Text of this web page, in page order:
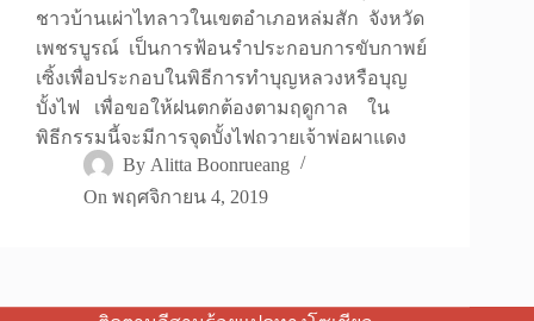
ชาวบ้านเผ่าไทลาวในเขตอำเภอหล่มสัก จังหวัด
เพชรบูรณ์ เป็นการฟ้อนรำประกอบการขับกาพย์
เซิ้งเพื่อประกอบในพิธีการทำบุญหลวงหรือบุญ
บั้งไฟ เพื่อขอให้ฝนตกต้องตามฤดูกาล ใน
พิธีกรรมนี้จะมีการจุดบั้งไฟถวายเจ้าพ่อผาแดง
By Alitta Boonrueang
On พฤศจิกายน 4, 2019